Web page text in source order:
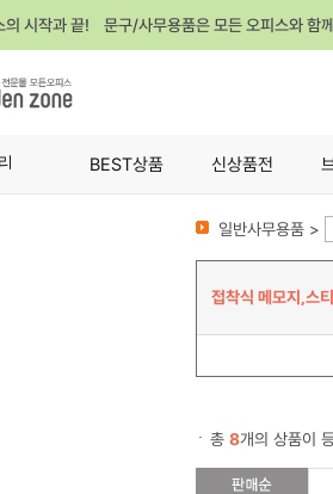
의 시작과 끝! 문구/사무용품은 모든 오피스와 함
BEST상품 신상품전
일반사무용품 >
접착식 메모지,스
총 8개의 상품이